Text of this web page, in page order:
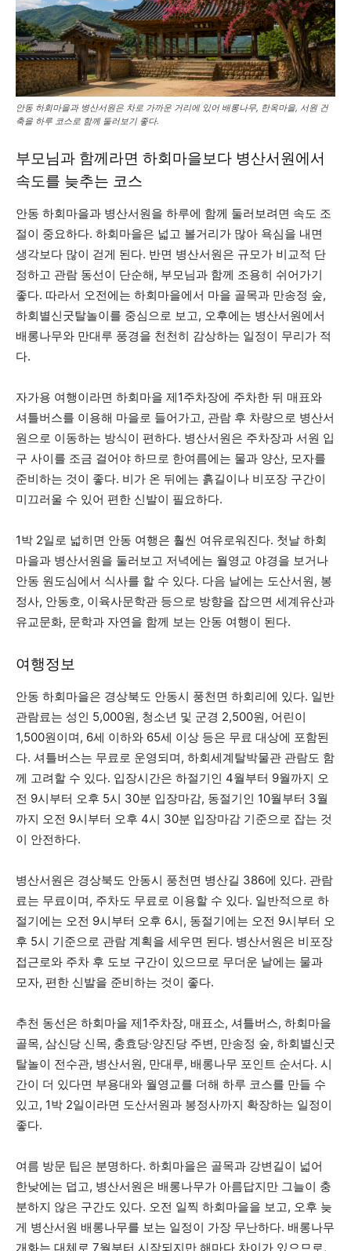
안동 하회마을과 병산서원은 차로 가까운 거리에 있어 배롱나무, 한옥마을, 서원 건
축을 하루 코스로 함께 둘러보기 좋다.
부모님과 함께라면 하회마을보다 병산서원에서
속도를 늦추는 코스
안동 하회마을과 병산서원을 하루에 함께 둘러보려면 속도 조
절이 중요하다. 하회마을은 넓고 볼거리가 많아 욕심을 내면
생각보다 많이 걷게 된다. 반면 병산서원은 규모가 비교적 단
정하고 관람 동선이 단순해, 부모님과 함께 조용히 쉬어가기
좋다. 따라서 오전에는 하회마을에서 마을 골목과 만송정 숲,
하회별신굿탈놀이를 중심으로 보고, 오후에는 병산서원에서
배롱나무와 만대루 풍경을 천천히 감상하는 일정이 무리가 적
다.
자가용 여행이라면 하회마을 제1주차장에 주차한 뒤 매표와
셔틀버스를 이용해 마을로 들어가고, 관람 후 차량으로 병산서
원으로 이동하는 방식이 편하다. 병산서원은 주차장과 서원 입
구 사이를 조금 걸어야 하므로 한여름에는 물과 양산, 모자를
준비하는 것이 좋다. 비가 온 뒤에는 흙길이나 비포장 구간이
미끄러울 수 있어 편한 신발이 필요하다.
1박 2일로 넓히면 안동 여행은 훨씬 여유로워진다. 첫날 하회
마을과 병산서원을 둘러보고 저녁에는 월영교 야경을 보거나
안동 원도심에서 식사를 할 수 있다. 다음 날에는 도산서원, 봉
정사, 안동호, 이육사문학관 등으로 방향을 잡으면 세계유산과
유교문화, 문학과 자연을 함께 보는 안동 여행이 된다.
여행정보
안동 하회마을은 경상북도 안동시 풍천면 하회리에 있다. 일반
관람료는 성인 5,000원, 청소년 및 군경 2,500원, 어린이
1,500원이며, 6세 이하와 65세 이상 등은 무료 대상에 포함된
다. 셔틀버스는 무료로 운영되며, 하회세계탈박물관 관람도 함
께 고려할 수 있다. 입장시간은 하절기인 4월부터 9월까지 오
전 9시부터 오후 5시 30분 입장마감, 동절기인 10월부터 3월
까지 오전 9시부터 오후 4시 30분 입장마감 기준으로 잡는 것
이 안전하다.
병산서원은 경상북도 안동시 풍천면 병산길 386에 있다. 관람
료는 무료이며, 주차도 무료로 이용할 수 있다. 일반적으로 하
절기에는 오전 9시부터 오후 6시, 동절기에는 오전 9시부터 오
후 5시 기준으로 관람 계획을 세우면 된다. 병산서원은 비포장
접근로와 주차 후 도보 구간이 있으므로 무더운 날에는 물과
모자, 편한 신발을 준비하는 것이 좋다.
추천 동선은 하회마을 제1주차장, 매표소, 셔틀버스, 하회마을
골목, 삼신당 신목, 충효당·양진당 주변, 만송정 숲, 하회별신굿
탈놀이 전수관, 병산서원, 만대루, 배롱나무 포인트 순서다. 시
간이 더 있다면 부용대와 월영교를 더해 하루 코스를 만들 수
있고, 1박 2일이라면 도산서원과 봉정사까지 확장하는 일정이
좋다.
여름 방문 팁은 분명하다. 하회마을은 골목과 강변길이 넓어
한낮에는 덥고, 병산서원은 배롱나무가 아름답지만 그늘이 충
분하지 않은 구간도 있다. 오전 일찍 하회마을을 보고, 오후 늦
게 병산서원 배롱나무를 보는 일정이 가장 무난하다. 배롱나무
개화는 대체로 7월부터 시작되지만 해마다 차이가 있으므로,